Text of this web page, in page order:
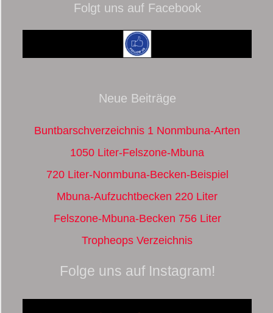
Folgt uns auf Facebook
Neue Beiträge
Buntbarschverzeichnis 1 Nonmbuna-Arten
1050 Liter-Felszone-Mbuna
720 Liter-Nonmbuna-Becken-Beispiel
Mbuna-Aufzuchtbecken 220 Liter
Felszone-Mbuna-Becken 756 Liter
Tropheops Verzeichnis
Folge uns auf Instagram!